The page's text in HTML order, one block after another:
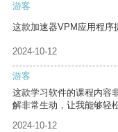
游客
这款加速器VPM应用程序
2024-10-12
游客
这款学习软件的课程内容
解非常生动，让我能够轻
2024-10-12